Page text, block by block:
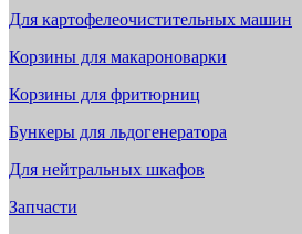
Для картофелеочистительных машин
Корзины для макароноварки
Корзины для фритюрниц
Бункеры для льдогенератора
Для нейтральных шкафов
Запчасти